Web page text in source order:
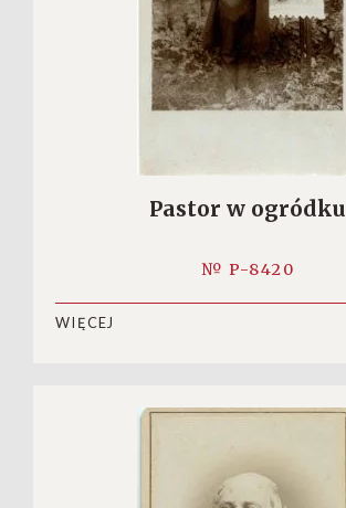
Pastor w ogródku
№ P-8420
WIĘCEJ